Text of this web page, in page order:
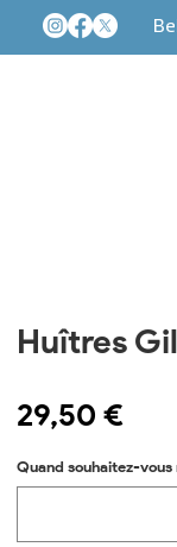
Huîtres
29,50 €Prix
Quand souhaitez-